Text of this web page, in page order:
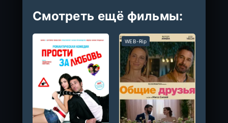
Смотреть ещё фильмы:
WEB-Rip